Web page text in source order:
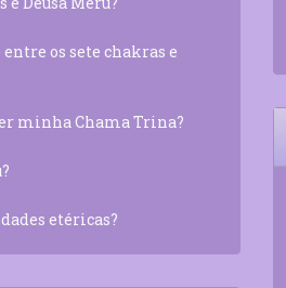
entre os sete chakras e
minha Chama Trina?
etéricas?